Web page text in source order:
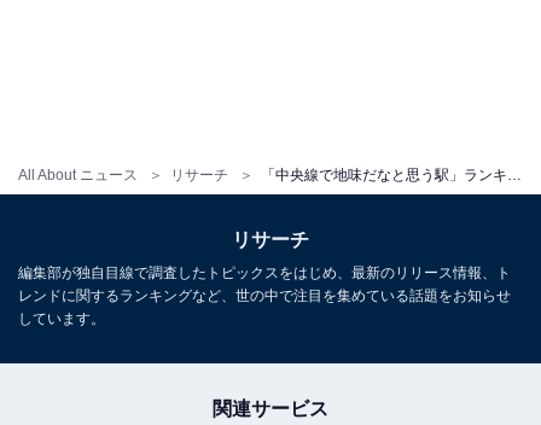
All About ニュース リサーチ
線」を抑えた1位は？
リサーチ
編集部が独自目線で調査したトピックスをはじめ、最新のリリース情報、ト
レンドに関するランキングなど、世の中で注目を集めている話題をお知らせ
しています。
関連サービス